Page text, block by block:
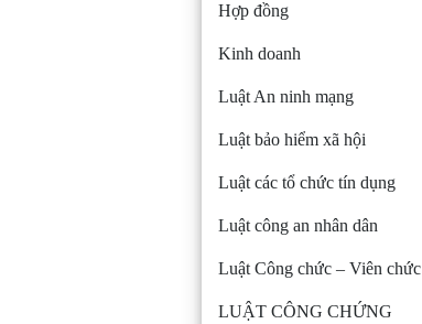
Hợp đồng
Kinh doanh
Luật An ninh mạng
Luật bảo hiểm xã hội
Luật các tổ chức tín dụng
Luật công an nhân dân
Luật Công chức – Viên chức
LUẬT CÔNG CHỨNG